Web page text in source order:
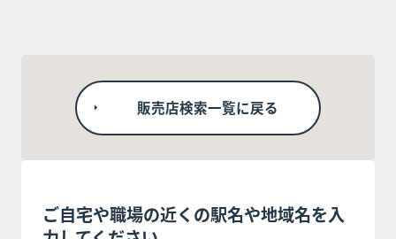
販売店検索一覧に戻る
ご自宅や職場の近くの駅名や地域名を入